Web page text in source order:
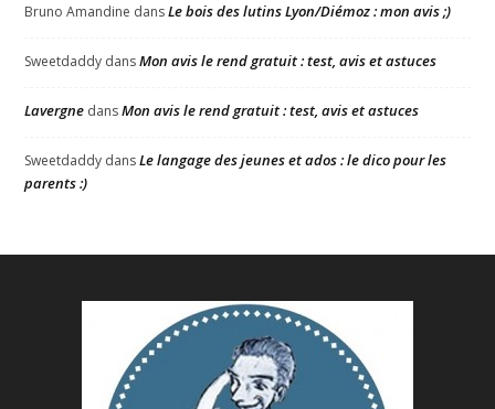
Bruno Amandine dansLe bois des lutins Lyon/Diémoz : mon avis ;)
Sweetdaddy dansMon avis le rend gratuit : test, avis et astuces
Lavergne dansMon avis le rend gratuit : test, avis et astuces
Sweetdaddy dansLe langage des jeunes et ados : le dico pour les
parents :)